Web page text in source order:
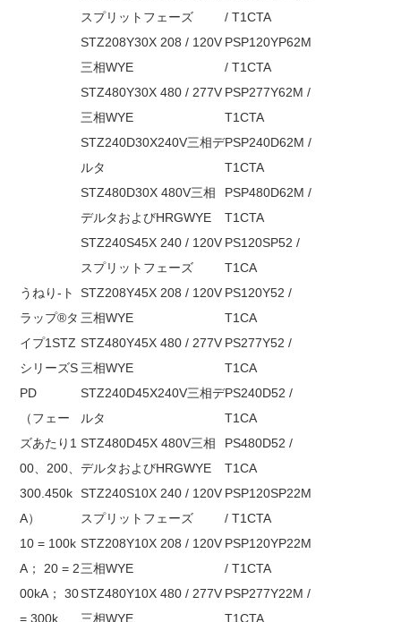
うねり-ト
ラップ®タ
イプ1STZ
シリーズS
PD
（フェー
ズあたり1
00、200、
300.450k
A）
10 = 100k
A ；
20 = 2
00kA ；
30
= 300k
スプリットフェーズ
/ T1CTA
STZ208Y30X 208 / 120V
三相WYE
PSP120YP62M
/ T1CTA
STZ480Y30X 480 / 277V
三相WYE
PSP277Y62M /
T1CTA
STZ240D30X240V三相デ
ルタ
PSP240D62M /
T1CTA
STZ480D30X 480V三相
デルタおよびHRGWYE
PSP480D62M /
T1CTA
STZ240S45X 240 / 120V
スプリットフェーズ
PS120SP52 /
T1CA
STZ208Y45X 208 / 120V
三相WYE
PS120Y52 /
T1CA
STZ480Y45X 480 / 277V
三相WYE
PS277Y52 /
T1CA
STZ240D45X240V三相デ
ルタ
PS240D52 /
T1CA
STZ480D45X 480V三相
デルタおよびHRGWYE
PS480D52 /
T1CA
STZ240S10X 240 / 120V
スプリットフェーズ
PSP120SP22M
/ T1CTA
STZ208Y10X 208 / 120V
三相WYE
PSP120YP22M
/ T1CTA
STZ480Y10X 480 / 277V
三相WYE
PSP277Y22M /
T1CTA